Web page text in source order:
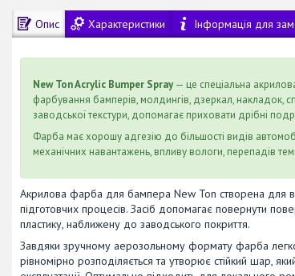
Опис Характеристики Інформація для
New Ton Acrylic Bumper Spray— це спеціальна
фарбування бамперів, молдингів, дзеркал, накладок,
заводської текстури, допомагає приховати дрібні
Фарба має хорошу адгезію до більшості видів
механічних навантажень, впливу вологи, перепадів
Акрилова фарба для бампера New Ton створена для
підготовчих процесів. Засіб допомагає повернути
пластику, наближену до заводського покриття.
Завдяки зручному аерозольному формату фарба
рівномірно розподіляється та утворює стійкий шар,